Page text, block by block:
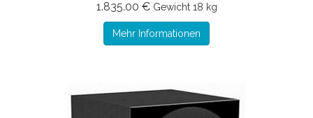
1.835.00 € Gewicht 18 kg
Mehr Informationen